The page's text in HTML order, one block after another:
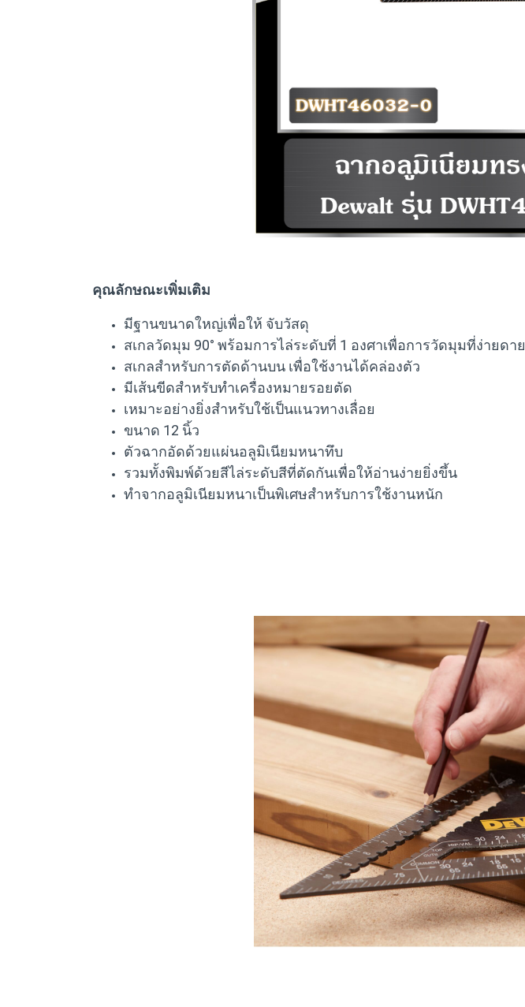
คุณลักษณะเพิ่มเติม
มีฐานขนาดใหญ่เพื่อให้ จับวัสดุ
สเกลวัดมุม 90° พร้อมการไล่ระดับที่ 1 องศาเพื่อการวัดมุมที่ง่ายดาย
สเกลสำหรับการตัดด้านบน เพื่อใช้งานได้คล่องตัว
มีเส้นขีดสำหรับทำเครื่องหมายรอยตัด
เหมาะอย่างยิ่งสำหรับใช้เป็นแนวทางเลื่อย
ขนาด 12 นิ้ว
ตัวฉากอัดด้วยแผ่นอลูมิเนียมหนาทึบ
รวมทั้งพิมพ์ด้วยสีไล่ระดับสีที่ตัดกันเพื่อให้อ่านง่ายยิ่งขึ้น
ทำจากอลูมิเนียมหนาเป็นพิเศษสำหรับการใช้งานหนัก